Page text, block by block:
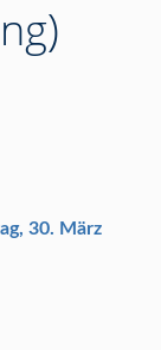
30. März